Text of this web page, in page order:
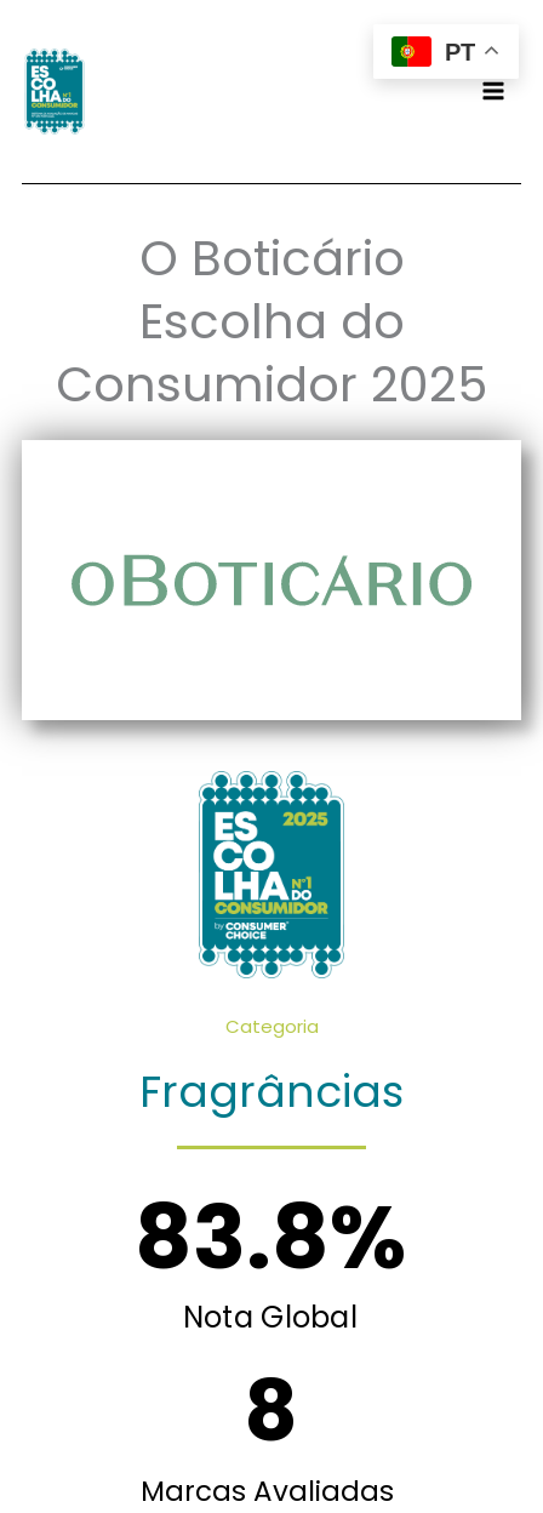
Skip
content
O Boticário
Escolha do
Consumidor 2025
Categoria
Fragrâncias
Nota Global
83.8%
Marcas Avaliadas
8
PT